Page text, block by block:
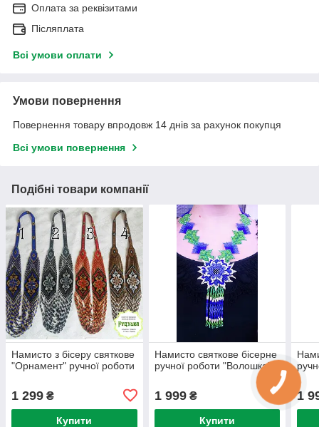
Оплата за реквізитами
Післяплата
Всі умови оплати
Умови повернення
Повернення товару впродовж 14 днів за рахунок покупця
Всі умови повернення
Подібні товари компанії
Намисто з бісеру святкове
"Орнамент" ручної роботи
1 299 ₴
Купити
Намисто святкове бісерне
ручної роботи "Волошка"
1 999₴
Купити
1